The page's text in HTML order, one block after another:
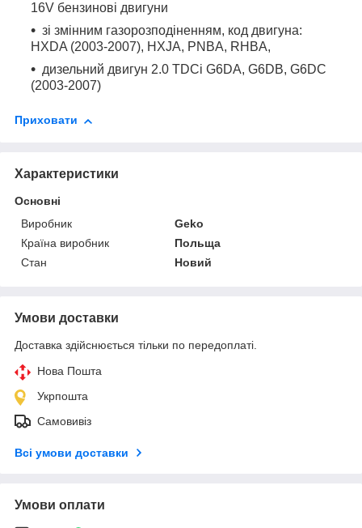
16V бензинові двигуни
зі змінним газорозподіненням, код двигуна:
HXDA (2003-2007), HXJA, PNBA, RHBA,
дизельний двигун 2.0 TDCi G6DA, G6DB, G6DC
(2003-2007)
Приховати
Характеристики
Основні
Виробник
Geko
Країна виробник
Польща
Стан
Новий
Умови доставки
Доставка здійснюється тільки по передоплаті.
Нова Пошта
Укрпошта
Самовивіз
Всі умови доставки
Умови оплати